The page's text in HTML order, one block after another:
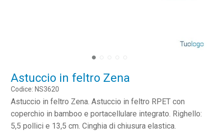
Astuccio in feltro Zena
Codice: NS3620
Astuccio in feltro Zena. Astuccio in feltro RPET con
coperchio in bamboo e portacellulare integrato. Righello:
5,5 pollici e 13,5 cm. Cinghia di chiusura elastica.